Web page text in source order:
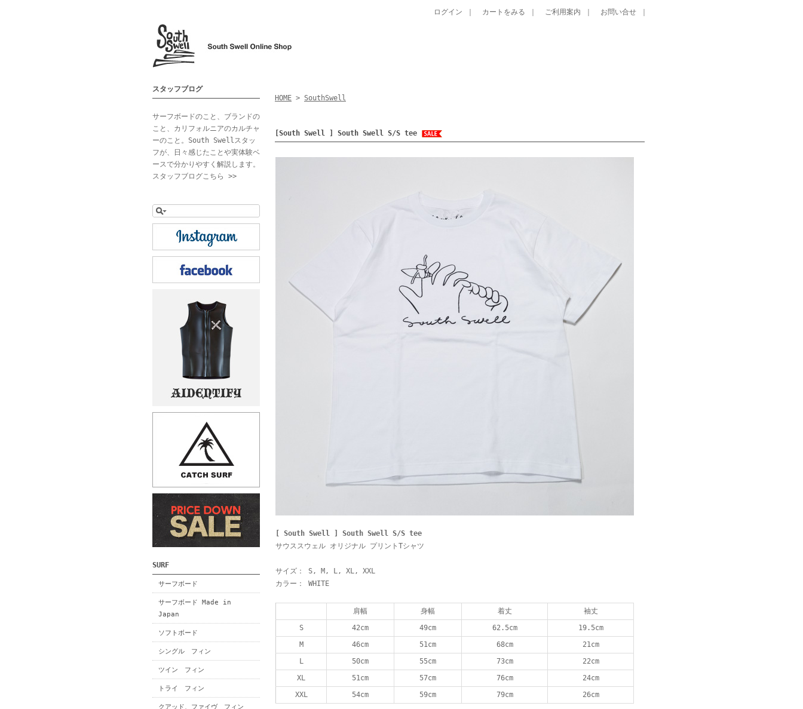
ログイン カートをみる ご利用案内 お問い合せ
スタッフブログ
サーフボードのこと、ブランドの
こと、カリフォルニアのカルチャ
ーのこと。South Swellスタッ
フが、日々感じたことや実体験ベ
ースで分かりやすく解説します。
スタッフブログこちら >>
SURF
サーフボード
サーフボード Made in
Japan
ソフトボード
シングル フィン
ツイン フィン
トライ フィン
クアッド、ファイヴ フィン
HOME > SouthSwell
[South Swell ] South Swell S/S tee
[ South Swell ] South Swell S/S tee
サウススウェル オリジナル プリントTシャツ
サイズ： S, M, L, XL, XXL
カラー： WHITE
肩幅 身幅 着丈
袖丈
S
42cm 49cm 62.5cm
19.5cm
M
46cm 51cm 68cm
21cm
L
50cm 55cm 73cm
22cm
XL
51cm 57cm 76cm
24cm
XXL
54cm 59cm 79cm 26cm